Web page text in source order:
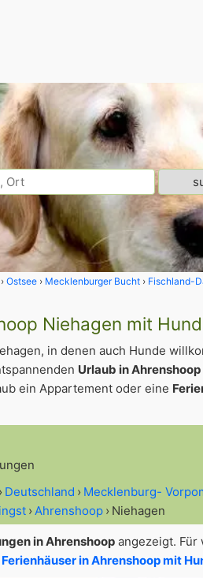
Ostsee Mecklenburger Bucht Fischland-
Niehagen mit Hund
in denen auch Hunde
Urlaub in Ahrenshoop
ein Appartement oder eine
Deutschland Mecklenburg-
Ahrenshoop Niehagen
in Ahrenshoop angezeigt.
in Ahrenshoop mit